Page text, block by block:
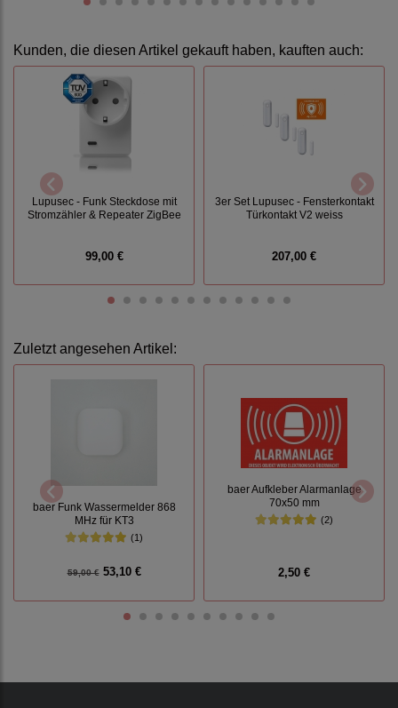
Kunden, die diesen Artikel gekauft haben, kauften auch:
Lupusec - Funk Steckdose mit
Stromzähler & Repeater ZigBee
99,00 €
3er Set Lupusec - Fensterkontakt
Türkontakt V2 weiss
207,00 €
Zuletzt angesehen Artikel:
baer Funk Wassermelder 868
MHz für KT3
(1)
59,00 €53,10 €
baer Aufkleber Alarmanlage
70x50 mm
(2)
2,50 €